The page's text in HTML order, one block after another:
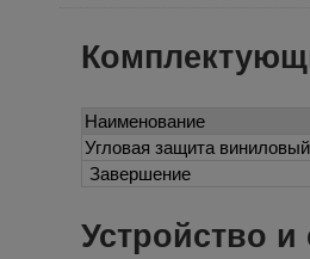
Наименование
Угловая защита
Завершение
Устройство и